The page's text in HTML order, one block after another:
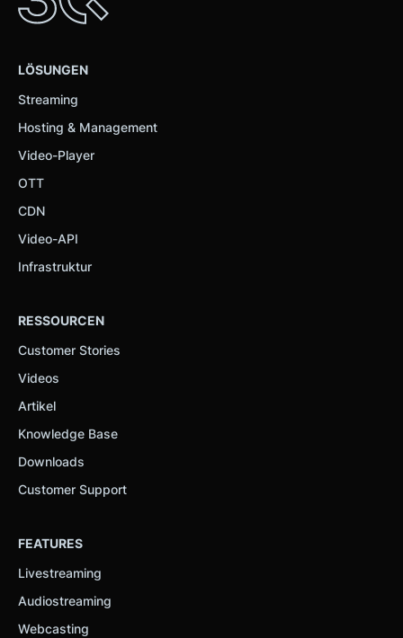
LÖSUNGEN
Streaming
Hosting & Management
Video-Player
OTT
CDN
Video-API
Infrastruktur
RESSOURCEN
Customer Stories
Videos
Artikel
Knowledge Base
Downloads
Customer Support
FEATURES
Livestreaming
Audiostreaming
Webcasting